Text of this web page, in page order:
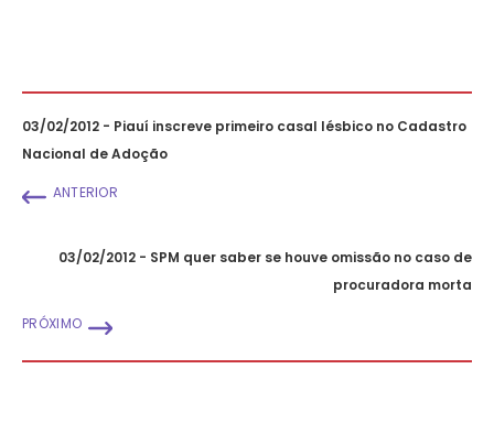
03/02/2012 - Piauí inscreve primeiro casal lésbico no Cadastro
Nacional de Adoção
ANTERIOR
03/02/2012 - SPM quer saber se houve omissão no caso de
procuradora morta
PRÓXIMO